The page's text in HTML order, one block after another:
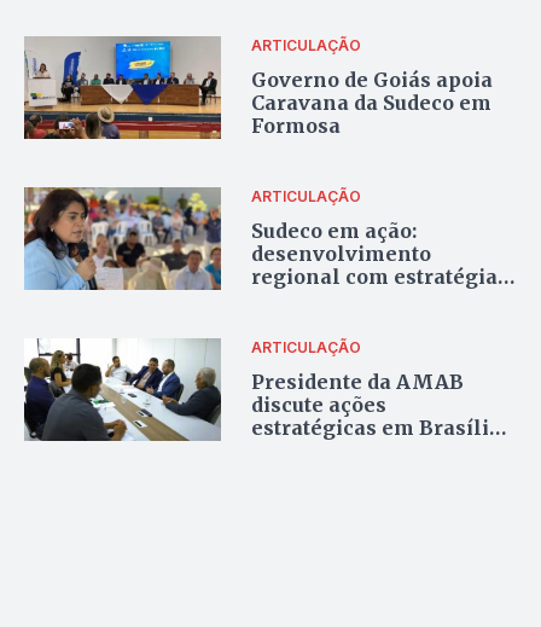
ARTICULAÇÃO
Governo de Goiás apoia
Caravana da Sudeco em
Formosa
ARTICULAÇÃO
Sudeco em ação:
desenvolvimento
regional com estratégia e
ARTICULAÇÃO
Presidente da AMAB
discute ações
estratégicas em Brasília,